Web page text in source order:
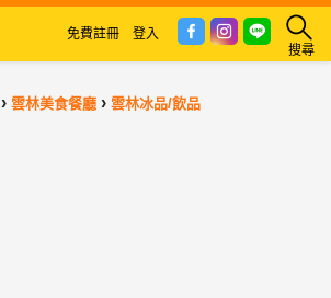
搜尋
免費註冊 登入
›雲林美食餐廳 ›雲林冰品/飲品